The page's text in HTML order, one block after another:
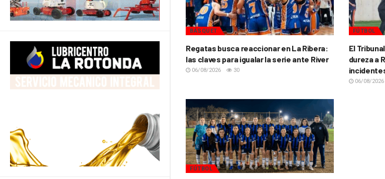
BÁSQUET
Regatas busca reaccionar en La Ribera:
las claves para igualar la serie ante River
06/08/2026 30
FÚTBOL
El
dureza a
06/08/2026
FÚTBOL